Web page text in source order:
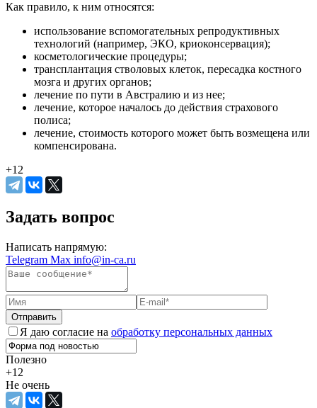
Как правило, к ним относятся:
использование вспомогательных репродуктивных
технологий (например, ЭКО, криоконсервация);
косметологические процедуры;
трансплантация стволовых клеток, пересадка костного
мозга и других органов;
лечение по пути в Австралию и из нее;
лечение, которое началось до действия страхового
полиса;
лечение, стоимость которого может быть возмещена или
компенсирована.
+12
Задать вопрос
Написать напрямую:
Telegram Max info@in-ca.ru
Отправить
Я даю согласие на обработку персональных данных
Полезно
+12
Не очень